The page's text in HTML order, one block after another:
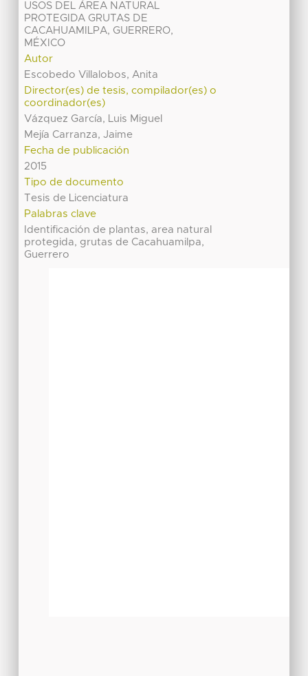
USOS DEL ÁREA NATURAL
PROTEGIDA GRUTAS DE
CACAHUAMILPA, GUERRERO,
MÉXICO
Autor
Escobedo Villalobos, Anita
Director(es) de tesis, compilador(es) o
coordinador(es)
Vázquez García, Luis Miguel
Mejía Carranza, Jaime
Fecha de publicación
2015
Tipo de documento
Tesis de Licenciatura
Palabras clave
Identificación de plantas, area natural
protegida, grutas de Cacahuamilpa,
Guerrero